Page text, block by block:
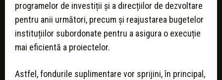
programelor de investiții și a direcțiilor de dezvoltare
pentru anii următori, precum și reajustarea bugetelor
instituțiilor subordonate pentru a asigura o execuție
mai eficientă a proiectelor.
Astfel, fondurile suplimentare vor sprijini, în principal,